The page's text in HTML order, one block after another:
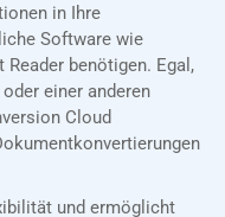
in Ihre
Software wie
benötigen. Egal,
einer anderen
Cloud
und ermöglicht